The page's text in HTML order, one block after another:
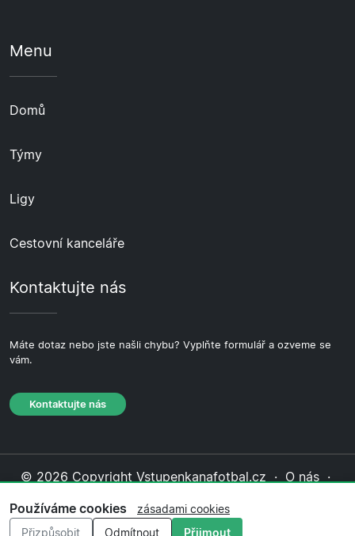
Menu
Domů
Týmy
Ligy
Cestovní kanceláře
Kontaktujte nás
Máte dotaz nebo jste našli chybu? Vyplňte formulář a ozveme se
vám.
Kontaktujte nás
© 2026 Copyright Vstupenkanafotbal.cz · O nás ·
cookies·Redakční zásady
Používáme cookies
zásadami cookies
Přizpůsobit
Odmítnout Přijmout